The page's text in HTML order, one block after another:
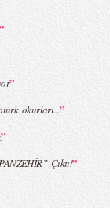
2015 Yaz Koleksiyonu
”
”
okurları...”
”
Çıktı!”